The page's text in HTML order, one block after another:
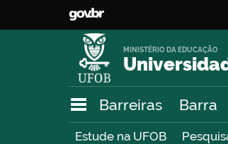
MINISTÉRIO DA EDUCAÇÃO
Barreiras Barra
Estude na UFOB